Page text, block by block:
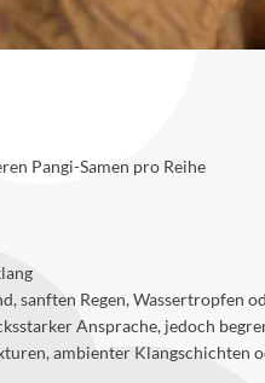
Pangi-Samen pro Reihe
sanften Regen, Wassertropfen
Ansprache, jedoch
ambienter